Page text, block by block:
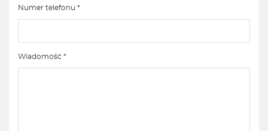
Numer telefonu *
Wiadomość *